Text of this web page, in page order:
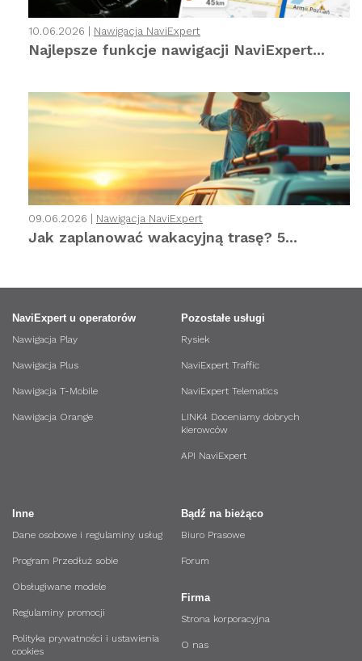
10.06.2026 | Nawigacja NaviExpert
Najlepsze funkcje nawigacji NaviExpert...
09.06.2026 | Nawigacja NaviExpert
Jak zaplanować wakacyjną trasę? 5...
NaviExpert u operatorów
Nawigacja Play
Nawigacja Plus
Nawigacja T-Mobile
Nawigacja Orange
Pozostałe usługi
Rysiek
NaviExpert Traffic
NaviExpert Telematics
LINK4 Doceniamy dobrych
kierowców
API NaviExpert
Bądź na bieżąco
Biuro Prasowe
Forum
Firma
Strona korporacyjna
O nas
Inne
Dane osobowe i regulaminy usług
Program Przedłuż sobie
Obsługiwane modele
Regulaminy promocji
Polityka prywatności i ustawienia
cookies